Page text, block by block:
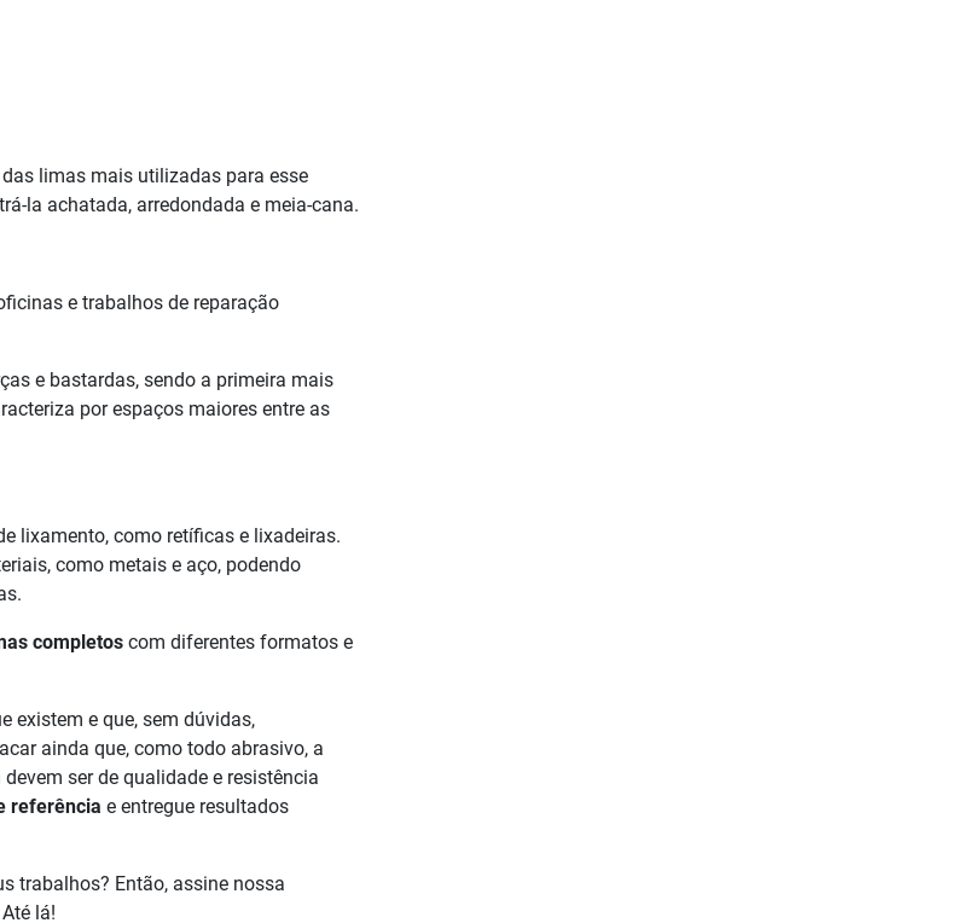
limas mais utilizadas para esse
la achatada, arredondada e meia-cana.
e trabalhos de reparação
e bastardas, sendo a primeira mais
por espaços maiores entre as
lixamento, como retíficas e lixadeiras.
como metais e aço, podendo
completos com diferentes formatos e
existem e que, sem dúvidas,
ainda que, como todo abrasivo, a
ser de qualidade e resistência
referência e entregue resultados
trabalhos? Então, assine nossa
lá!